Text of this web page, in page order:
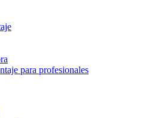
para profesionales